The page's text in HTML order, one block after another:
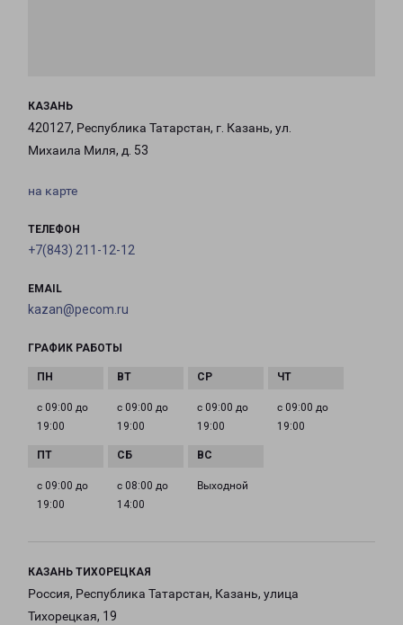
КАЗАНЬ
420127, Республика Татарстан, г. Казань, ул.
Михаила Миля, д. 53
на карте
ТЕЛЕФОН
+7(843) 211-12-12
EMAIL
kazan@pecom.ru
ГРАФИК РАБОТЫ
с 09:00 до
19:00
с 09:00 до
19:00
с 09:00 до
19:00
с 09:00 до
19:00
с 09:00 до
19:00
с 08:00 до
14:00
Выходной
КАЗАНЬ ТИХОРЕЦКАЯ
Россия, Республика Татарстан, Казань, улица
Тихорецкая, 19